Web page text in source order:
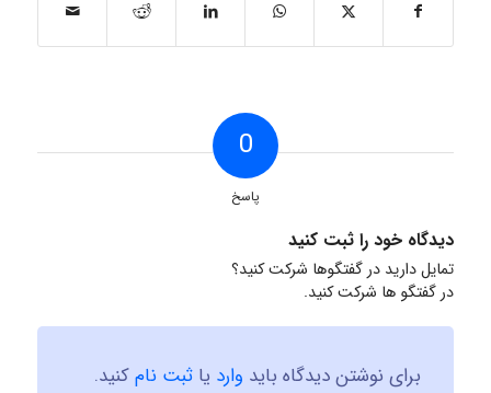
0
پاسخ
دیدگاه خود را ثبت کنید
تمایل دارید در گفتگوها شرکت کنید؟
در گفتگو ها شرکت کنید.
برای نوشتن دیدگاه باید وارد یا ثبت نامکنید.